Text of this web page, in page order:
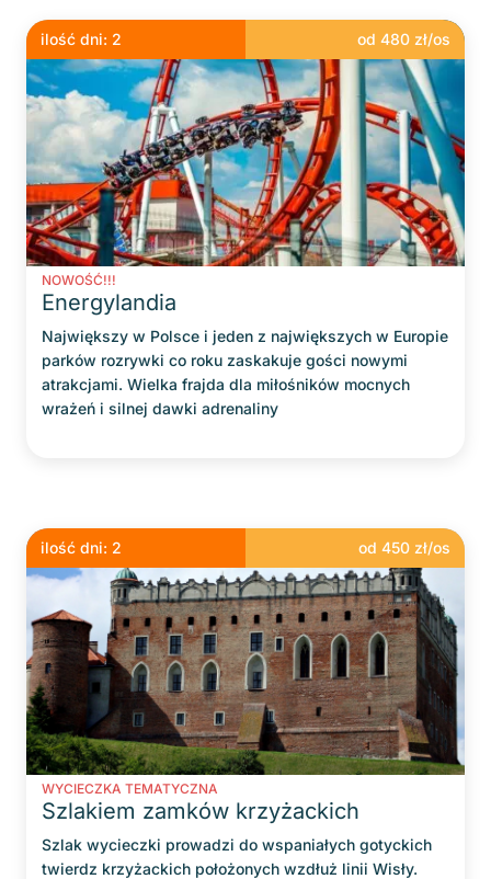
ilość dni: 2 od480 zł/os
NOWOŚĆ!!!
Energylandia
Największy w Polsce i jeden z największych w Europie
parków rozrywki co roku zaskakuje gości nowymi
atrakcjami. Wielka frajda dla miłośników mocnych
wrażeń i silnej dawki adrenaliny
ilość dni: 2 od450 zł/os
WYCIECZKA TEMATYCZNA
Szlakiem zamków krzyżackich
Szlak wycieczki prowadzi do wspaniałych gotyckich
twierdz krzyżackich położonych wzdłuż linii Wisły.